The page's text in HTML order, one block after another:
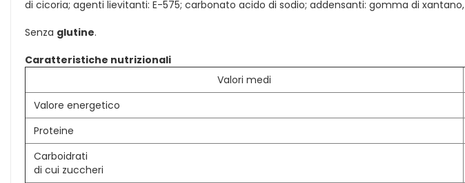
di cicoria; agenti lievitanti: E-575; carbonato acido di sodio; addensanti: gomma di
Senza glutine.
Caratteristiche nutrizionali
Valori medi
Valore energetico
Proteine
Carboidrati
di cui zuccheri